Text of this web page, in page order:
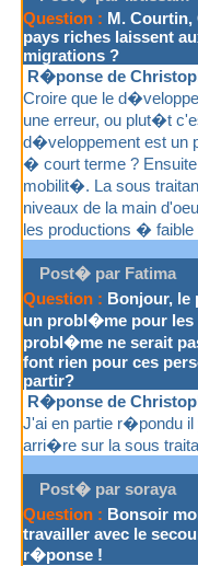
Question : M. Courtin,
pays riches laissent
migrations ?
R�ponse de
Croire que le
une erreur, ou plut�t
d�veloppement est un
� court terme ?
mobilit�. La sous
niveaux de la main
les productions �
Post� par Fatima
Question : Bonjour, le
un probl�me pour les
probl�me ne serait
font rien pour ces
partir?
R�ponse de
J'ai en partie r�pondu il
arri�re sur la sous
Post� par soraya
Question : Bonsoir
travailler avec le
r�ponse !